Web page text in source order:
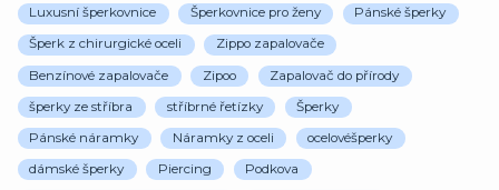
Luxusní šperkovnice Šperkovnice pro ženy Pánské šperky
Šperk z chirurgické oceli Zippo zapalovače
Benzínové zapalovače Zipoo Zapalovač do přírody
šperky ze stříbra stříbrné řetízky Šperky
Pánské náramky Náramky z oceli ocelovéšperky
dámské šperky Piercing Podkova